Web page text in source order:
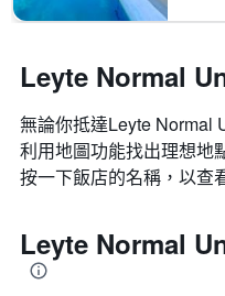
Leyte Normal
無論你抵達Leyte Normal
利用地圖功能找出理想地
按一下飯店的名稱，以查
Leyte Normal